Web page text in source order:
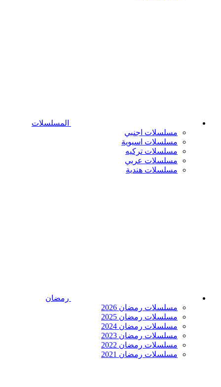
المسلسلات
مسلسلات اجنبي
مسلسلات اسيوية
مسلسلات تركيه
مسلسلات عربي
مسلسلات هندية
رمضان
مسلسلات رمضان 2026
مسلسلات رمضان 2025
مسلسلات رمضان 2024
مسلسلات رمضان 2023
مسلسلات رمضان 2022
مسلسلات رمضان 2021